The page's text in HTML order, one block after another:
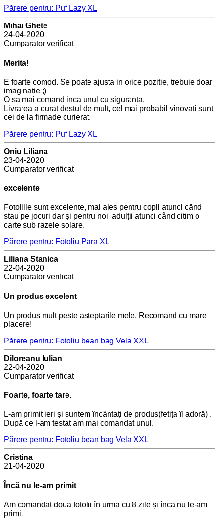
Părere pentru: Puf Lazy XL
Mihai Ghete
24-04-2020
Cumparator verificat
Merita!
E foarte comod. Se poate ajusta in orice pozitie, trebuie doar
imaginatie ;)
O sa mai comand inca unul cu siguranta.
Livrarea a durat destul de mult, cel mai probabil vinovati sunt
cei de la firmade curierat.
Părere pentru: Puf Lazy XL
Oniu Liliana
23-04-2020
Cumparator verificat
excelente
Fotoliile sunt excelente, mai ales pentru copii atunci când
stau pe jocuri dar și pentru noi, adulții atunci când citim o
carte sub razele solare.
Părere pentru: Fotoliu Para XL
Liliana Stanica
22-04-2020
Cumparator verificat
Un produs excelent
Un produs mult peste asteptarile mele. Recomand cu mare
placere!
Părere pentru: Fotoliu bean bag Vela XXL
Diloreanu Iulian
22-04-2020
Cumparator verificat
Foarte, foarte tare.
L-am primit ieri și suntem încântați de produs(fetița îl adoră) .
După ce l-am testat am mai comandat unul.
Părere pentru: Fotoliu bean bag Vela XXL
Cristina
21-04-2020
Încă nu le-am primit
Am comandat doua fotolii în urma cu 8 zile și încă nu le-am
primit